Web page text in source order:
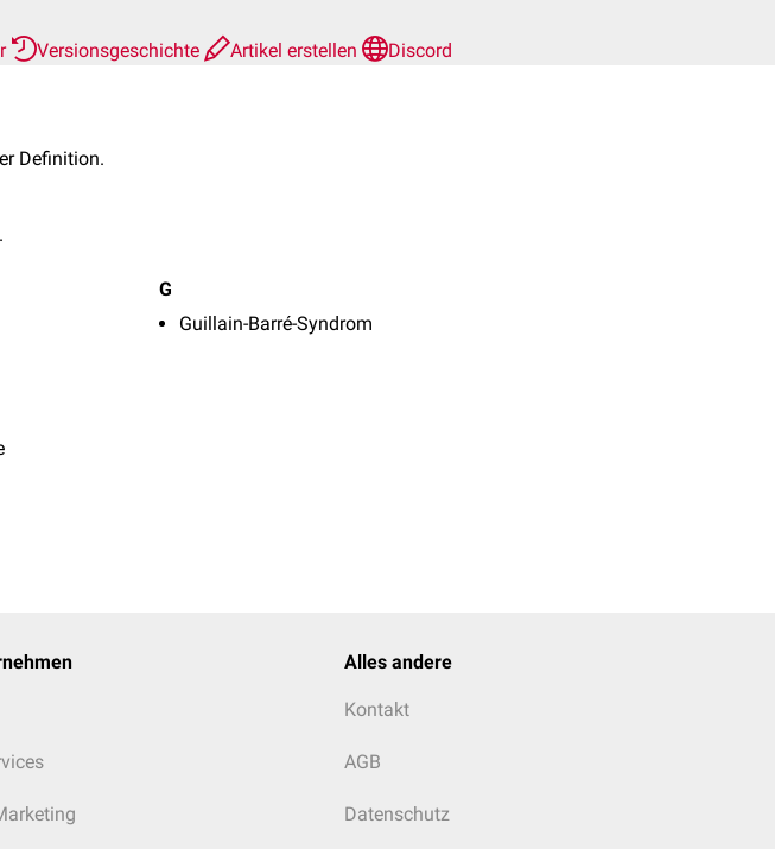
Versionsgeschichte Artikel erstellen Discord
Definition.
G
Guillain-Barré-Syndrom
Alles andere
Kontakt
AGB
Datenschutz